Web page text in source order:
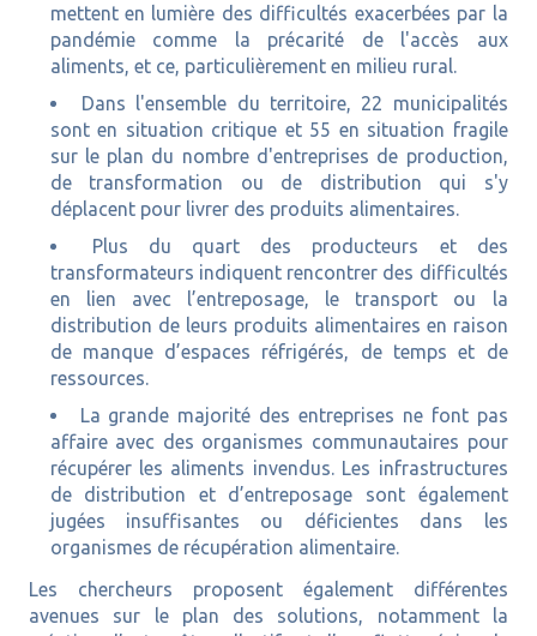
mettent en lumière des difficultés exacerbées par la
pandémie comme la précarité de l'accès aux
aliments, et ce, particulièrement en milieu rural.
Dans l'ensemble du territoire, 22 municipalités
sont en situation critique et 55 en situation fragile
sur le plan du nombre d'entreprises de production,
de transformation ou de distribution qui s'y
déplacent pour livrer des produits alimentaires.
Plus du quart des producteurs et des
transformateurs indiquent rencontrer des difficultés
en lien avec l’entreposage, le transport ou la
distribution de leurs produits alimentaires en raison
de manque d’espaces réfrigérés, de temps et de
ressources.
La grande majorité des entreprises ne font pas
affaire avec des organismes communautaires pour
récupérer les aliments invendus. Les infrastructures
de distribution et d’entreposage sont également
jugées insuffisantes ou déficientes dans les
organismes de récupération alimentaire.
Les chercheurs proposent également différentes
avenues sur le plan des solutions, notamment la